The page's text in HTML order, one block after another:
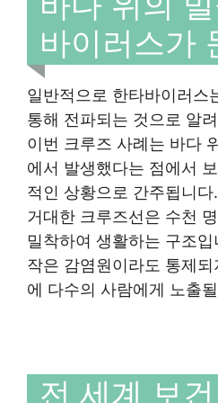
바이러스가
일반적으로 한타바이러스
통해 전파되는 것으로 알
이번 크루즈 사례는 바다
에서 발생했다는 점에서
적인 상황으로 간주됩니다.
거대한 크루즈선은 수천
밀착하여 생활하는 구조입
작은 감염원이라도 통제
에 다수의 사람에게 노출
전 세계 보